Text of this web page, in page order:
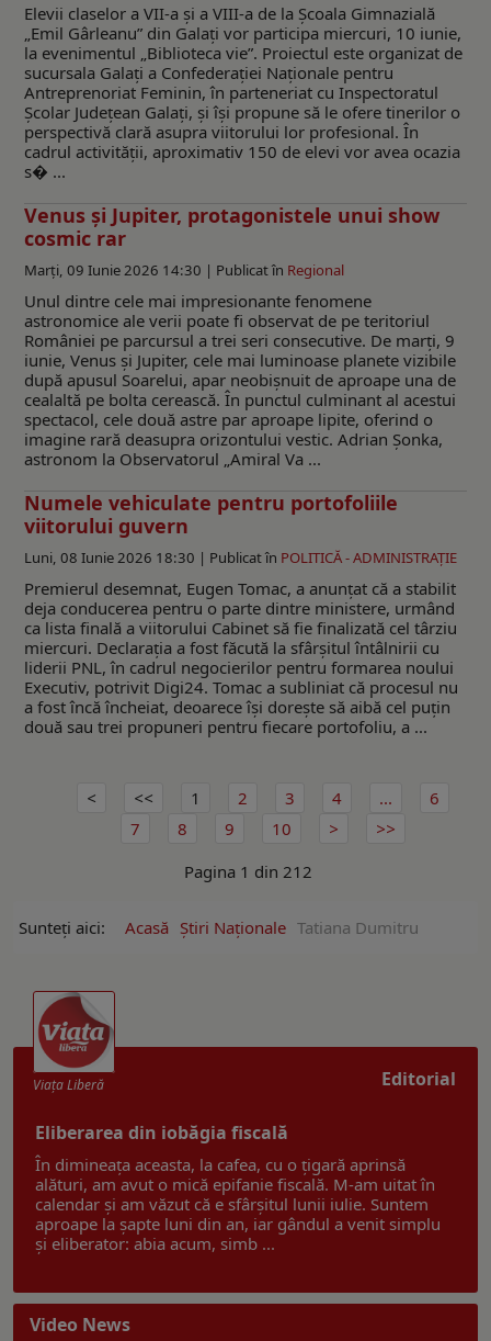
Elevii claselor a VII-a și a VIII-a de la Școala Gimnazială
„Emil Gârleanu” din Galați vor participa miercuri, 10 iunie,
la evenimentul „Biblioteca vie”. Proiectul este organizat de
sucursala Galați a Confederației Naționale pentru
Antreprenoriat Feminin, în parteneriat cu Inspectoratul
Școlar Județean Galați, și își propune să le ofere tinerilor o
perspectivă clară asupra viitorului lor profesional. În
cadrul activității, aproximativ 150 de elevi vor avea ocazia
s� ...
Venus și Jupiter, protagonistele unui show
cosmic rar
Marți, 09 Iunie 2026 14:30 | Publicat în Regional
Unul dintre cele mai impresionante fenomene
astronomice ale verii poate fi observat de pe teritoriul
României pe parcursul a trei seri consecutive. De marți, 9
iunie, Venus și Jupiter, cele mai luminoase planete vizibile
după apusul Soarelui, apar neobișnuit de aproape una de
cealaltă pe bolta cerească. În punctul culminant al acestui
spectacol, cele două astre par aproape lipite, oferind o
imagine rară deasupra orizontului vestic. Adrian Șonka,
astronom la Observatorul „Amiral Va ...
Numele vehiculate pentru portofoliile
viitorului guvern
Luni, 08 Iunie 2026 18:30 | Publicat în POLITICĂ - ADMINISTRAŢIE
Premierul desemnat, Eugen Tomac, a anunțat că a stabilit
deja conducerea pentru o parte dintre ministere, urmând
ca lista finală a viitorului Cabinet să fie finalizată cel târziu
miercuri. Declarația a fost făcută la sfârșitul întâlnirii cu
liderii PNL, în cadrul negocierilor pentru formarea noului
Executiv, potrivit Digi24. Tomac a subliniat că procesul nu
a fost încă încheiat, deoarece își dorește să aibă cel puțin
două sau trei propuneri pentru fiecare portofoliu, a ...
1 2 3 4 ...
6
7
8 9
10
Pagina 1 din 212
Sunteți aici: Acasă Ştiri Naţionale Tatiana Dumitru
Editorial
Viaţa Liberă
Eliberarea din iobăgia fiscală
În dimineața aceasta, la cafea, cu o țigară aprinsă
alături, am avut o mică epifanie fiscală. M-am uitat în
calendar și am văzut că e sfârșitul lunii iulie. Suntem
aproape la șapte luni din an, iar gândul a venit simplu
și eliberator: abia acum, simb ...
Video News